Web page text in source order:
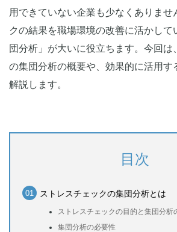
用できていない企業も少なくありませ
クの結果を職場環境の改善に活かして
団分析」が大いに役立ちます。今回は
の集団分析の概要や、効果的に活用す
解説します。
目次
ストレスチェックの集団分析とは
ストレスチェックの目的と集団分析
集団分析の必要性